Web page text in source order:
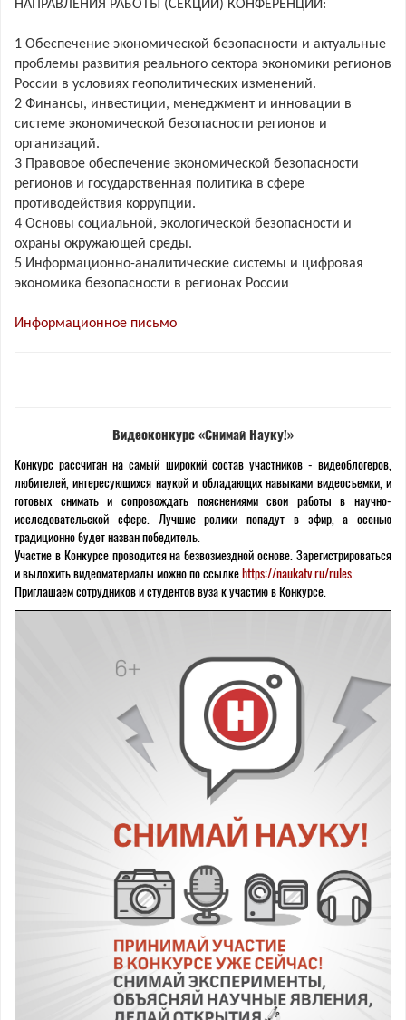
НАПРАВЛЕНИЯ РАБОТЫ (СЕКЦИИ) КОНФЕРЕНЦИИ:
1 Обеспечение экономической безопасности и актуальные
проблемы развития реального сектора экономики регионов
России в условиях геополитических изменений.
2 Финансы, инвестиции, менеджмент и инновации в
системе экономической безопасности регионов и
организаций.
3 Правовое обеспечение экономической безопасности
регионов и государственная политика в сфере
противодействия коррупции.
4 Основы социальной, экологической безопасности и
охраны окружающей среды.
5 Информационно-аналитические системы и цифровая
экономика безопасности в регионах России
Информационное письмо
Видеоконкурс «Снимай Науку!»
Конкурс рассчитан на самый широкий состав участников - видеоблогеров,
любителей, интересующихся наукой и обладающих навыками видеосъемки, и
готовых снимать и сопровождать пояснениями свои работы в научно-
исследовательской сфере. Лучшие ролики попадут в эфир, а осенью
традиционно будет назван победитель.
Участие в Конкурсе проводится на безвозмездной основе. Зарегистрироваться
и выложить видеоматериалы можно по ссылкеhttps://naukatv.ru/rules
Приглашаем сотрудников и студентов вуза к участию в Конкурсе.